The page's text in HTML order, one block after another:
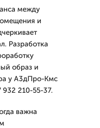
между
и
Разработка
образ и
у А3дПро-Кмс
932 210-55-37.
важна